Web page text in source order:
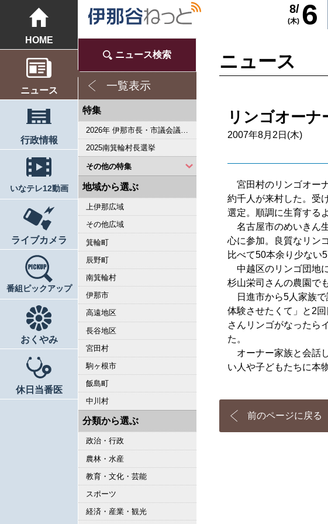
6
8/
(木)
HOME
ニュース
行政情報
いなテレ12動画
ライブカメラ
番組ピックアップ
おくやみ
休日当番医
ニュース検索
一覧表示
特集
2026年 伊那市長・市議会議員選挙
2025南箕輪村長選挙
その他の特集
2023県議会議員選挙
2022箕輪町長選挙
2019県議会議員選挙
2018伊那市長選・市議選
桜シリーズ2018
桜シリーズ2017
2015県議会議員選挙
2014箕輪町長選挙
2014伊那市長選・市議選
桜シリーズ2014
カメラリポート
上伊那 医師不足問題
新ごみ中間処理施設
伊那市長・市議選
朝の学舎
記者室
伊那谷1年365人
輝く経営者～その後
花ロマン
伝承 上伊那の50年
駒ヶ根市長選挙
2007年 県議会議員選挙
権兵衛トンネル開通1周年
豪雨被害
新伊那市誕生へ
伊那谷 耐震強度偽装問題
2005年衆院選
その他
地域から選ぶ
上伊那広域
その他広域
箕輪町
辰野町
南箕輪村
伊那市
高遠地区
長谷地区
宮田村
駒ヶ根市
飯島町
中川村
分類から選ぶ
政治・行政
農林・水産
教育・文化・芸能
スポーツ
経済・産業・観光
ニュース
リンゴオーナ
2007年8月2日(木)
宮田村のリンゴオー
約千人が来村した。受
選定。順調に生育する
名古屋市のめいきん
心に参加。良質なリン
比べて50本余り少ない
中越区のリンゴ団地
杉山栄司さんの農園で
日進市から5人家族で
体験させたくて」と2
さんリンゴがなったら
た。
オーナー家族と会話
い人や子どもたちに本
前のページに戻る